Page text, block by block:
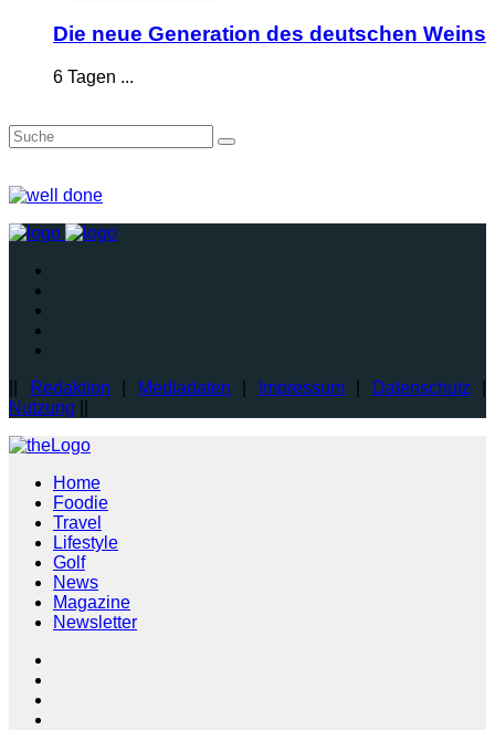
Die neue Generation des deutschen Weins
6 Tagen ...
Redaktion Mediadaten Impressum| Datenschutz
Nutzung
Home
Foodie
Travel
Lifestyle
Golf
News
Magazine
Newsletter